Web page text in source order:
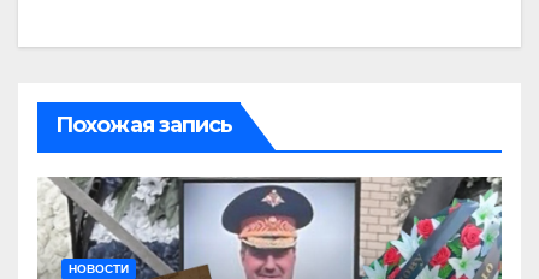
Похожая запись
НОВОСТИ